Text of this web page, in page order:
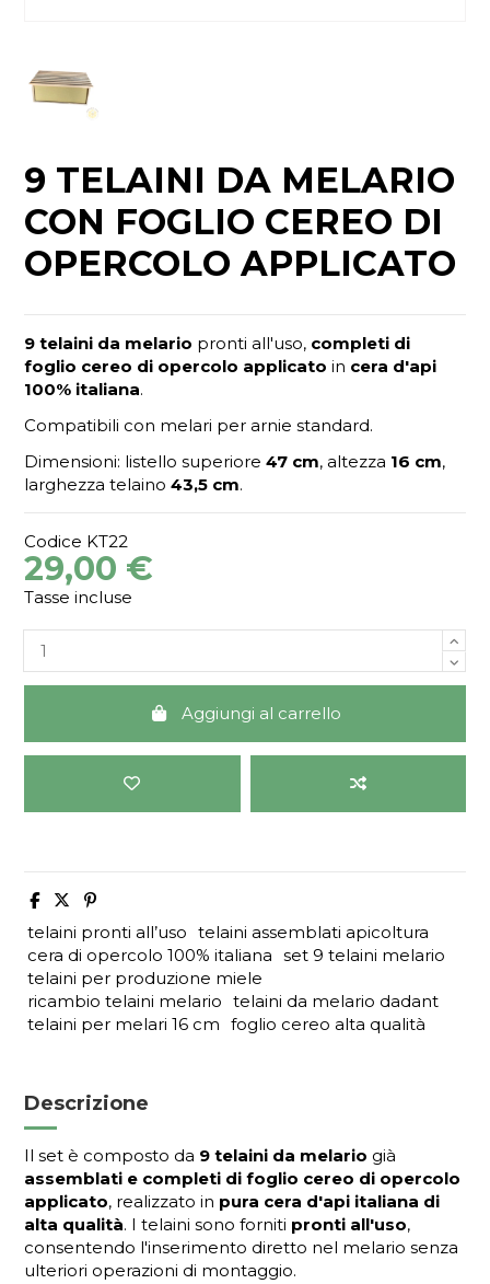
9 TELAINI DA MELARIO
CON FOGLIO CEREO DI
OPERCOLO APPLICATO
9 telaini da melario pronti all'uso, completi di
foglio cereo di opercolo applicato in cera d'api
100% italiana.
Compatibili con melari per arnie standard.
Dimensioni: listello superiore47 cm, altezza 16 cm,
larghezza telaino43,5 cm.
Codice KT22
29,00 €
Tasse incluse
Aggiungi al carrello
telaini pronti all’uso
telaini assemblati apicoltura
cera di opercolo 100% italiana
set 9 telaini melario
telaini per produzione miele
ricambio telaini melario
telaini da melario dadant
telaini per melari 16 cm
foglio cereo alta qualità
Descrizione
Il set è composto da 9 telaini da melario già
assemblati e completi di foglio cereo di opercolo
applicato, realizzato in pura cera d'api italiana di
alta qualità. I telaini sono forniti pronti all'uso,
consentendo l'inserimento diretto nel melario senza
ulteriori operazioni di montaggio.